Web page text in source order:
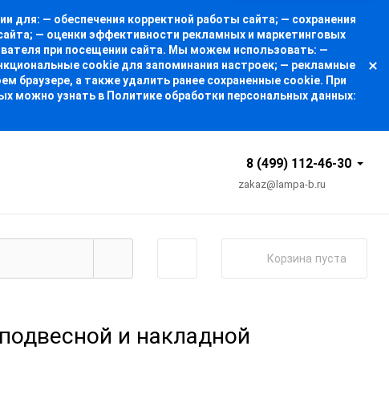
— обеспечения корректной работы сайта; — сохранения
— оценки эффективности рекламных и маркетинговых
при посещении сайта. Мы можем использовать: —
cookie для запоминания настроек; — рекламные
браузере, а также удалить ранее сохраненные cookie. При
можно узнать в Политике обработки персональных данных:
8 (499) 112-46-30
zakaz@lampa-b.ru
Корзина пуста
и накладной